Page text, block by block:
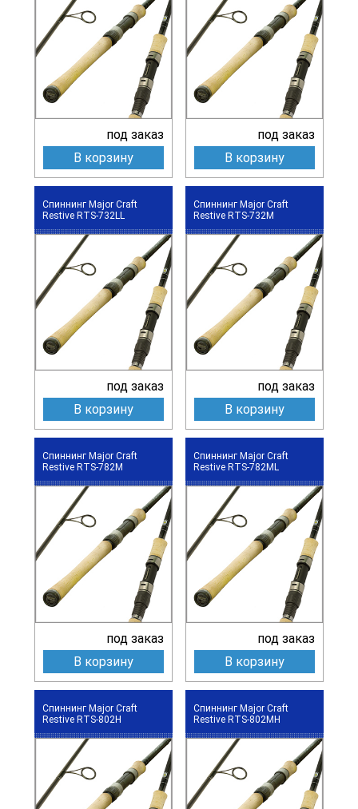
под заказ
В корзину
под заказ
В корзину
Спиннинг Major Craft
Restive RTS-732LL
под заказ
В корзину
Спиннинг Major Craft
Restive RTS-732M
под заказ
В корзину
Спиннинг Major Craft
Restive RTS-782M
под заказ
В корзину
Спиннинг Major Craft
Restive RTS-782ML
под заказ
В корзину
Спиннинг Major Craft
Restive RTS-802H
Спиннинг Major Craft
Restive RTS-802MH